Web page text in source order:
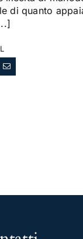
di quanto